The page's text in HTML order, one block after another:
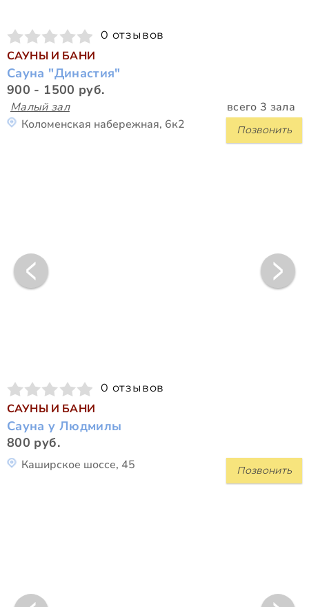
0 отзывов
САУНЫ И БАНИ
Сауна "Династия"
900 - 1500 руб.
Малый зал всего 3 зала
Позвонить
Коломенская набережная, 6к2
0 отзывов
САУНЫ И БАНИ
Сауна у Людмилы
800 руб.
Позвонить
Каширское шоссе, 45